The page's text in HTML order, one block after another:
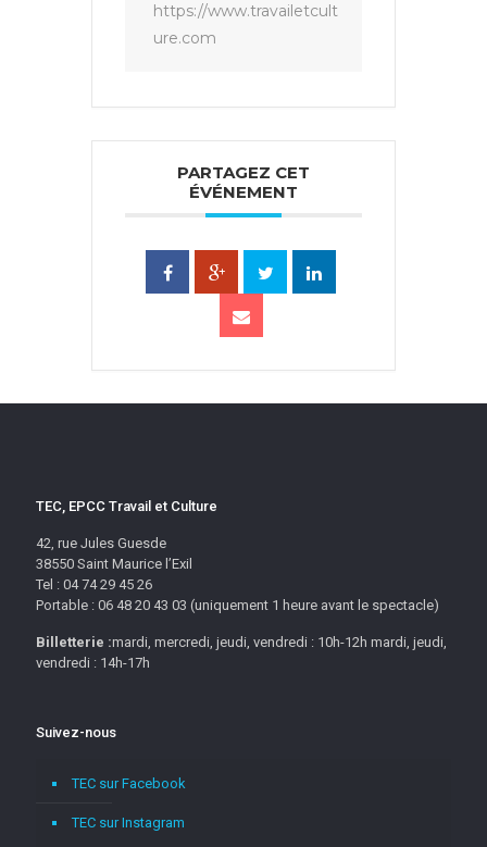
https://www.travailetcult
ure.com
PARTAGEZ CET
ÉVÉNEMENT
TEC, EPCC Travail et Culture
42, rue Jules Guesde
38550 Saint Maurice l’Exil
Tel : 04 74 29 45 26
Portable : 06 48 20 43 03 (uniquement 1 heure avant le spectacle)
Billetterie :mardi, mercredi, jeudi, vendredi : 10h-12h mardi, jeudi,
vendredi : 14h-17h
Suivez-nous
TEC sur Facebook
TEC sur Instagram